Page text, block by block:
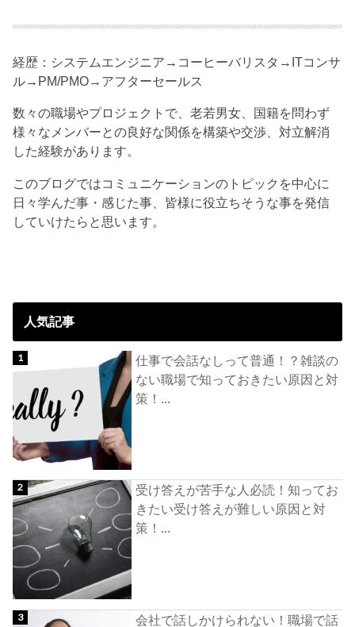
経歴：システムエンジニア→コーヒーバリスタ→ITコンサ
ル→PM/PMO→アフターセールス
数々の職場やプロジェクトで、老若男女、国籍を問わず
様々なメンバーとの良好な関係を構築や交渉、対立解消
した経験があります。
このブログではコミュニケーションのトピックを中心に
日々学んだ事・感じた事、皆様に役立ちそうな事を発信
していけたらと思います。
人気記事
仕事で会話なしって普通！？雑談の
ない職場で知っておきたい原因と対
策！...
受け答えが苦手な人必読！知ってお
きたい受け答えが難しい原因と対
策！...
会社で話しかけられない！職場で話